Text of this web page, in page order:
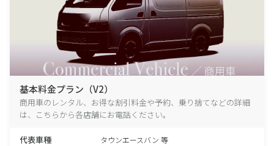
基本料金プラン（V2）
商用車のレンタル、お得な割引料金や予約、乗り捨てなどの詳細
は、こちらから各店舗にお電話ください。
代表車種 タウンエースバン 等